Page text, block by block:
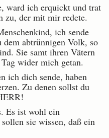
ward ich erquickt und trat
zu, der mit mir redete.
ich sende
abtrünnigen Volk, so
Sie samt ihren Vätern
wider mich getan.
ich dich sende, haben
Zu denen sollst du
Es ist wohl ein
sie wissen, daß ein